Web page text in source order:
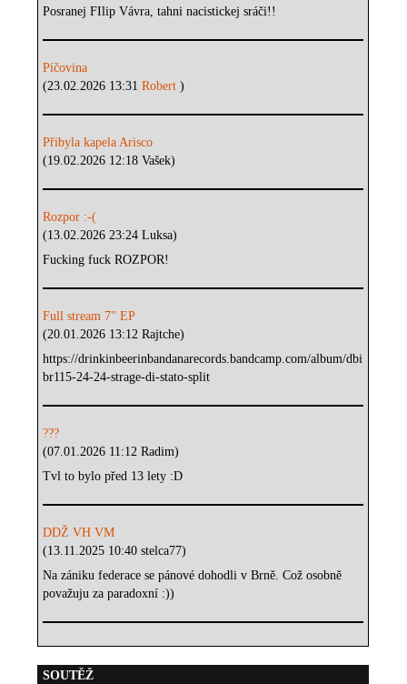
Posranej FIlip Vávra, tahni nacistickej sráči!!
Píčovina
(23.02.2026 13:31Robert)
Přibyla kapela Arisco
(19.02.2026 12:18 Vašek)
Rozpor :-(
(13.02.2026 23:24 Luksa)
Fucking fuck ROZPOR!
Full stream 7" EP
(20.01.2026 13:12 Rajtche)
https://drinkinbeerinbandanarecords.bandcamp.com/album/dbi
br115-24-24-strage-di-stato-split
???
(07.01.2026 11:12 Radim)
Tvl to bylo před 13 lety :D
DDŽ VH VM
(13.11.2025 10:40 stelca77)
Na zániku federace se pánové dohodli v Brně. Což osobně
považuju za paradoxní :))
SOUTĚŽ